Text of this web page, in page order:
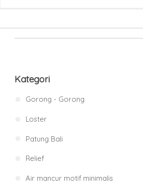
Kategori
Gorong - Gorong
Loster
Patung Bali
Relief
Air mancur motif minimalis